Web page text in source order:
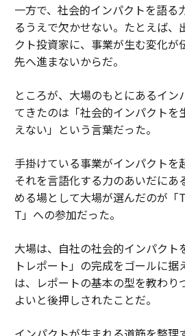
一方で、社会的インパクトを語る
るうえで欠かせない。たとえば、
クト投資家に、事業が生む変化が
先へ進まないからだ。
ところが、大場のもとにあるイン
てきたのは「社会的インパクトを
えない」という言葉だった。
手掛けている事業がインパクトを
それを言語化する力のあいだにあ
める場として大場が選んだのが「
T」への参加だった。
大場は、自社の社会的インパクト
トレポート」の完成をゴールに据
は、レポートの基本の型を教わり
よいと後押しされたことだ。